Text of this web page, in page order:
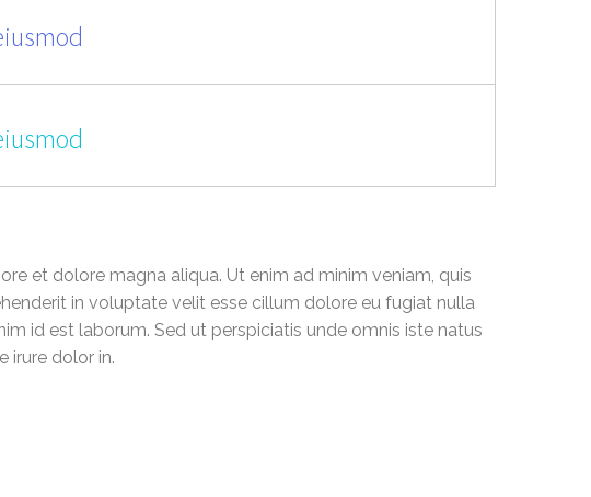
et dolore magna aliqua. Ut enim ad minim veniam, quis
in voluptate velit esse cillum dolore eu fugiat nulla
id est laborum. Sed ut perspiciatis unde omnis iste natus
irure dolor in.